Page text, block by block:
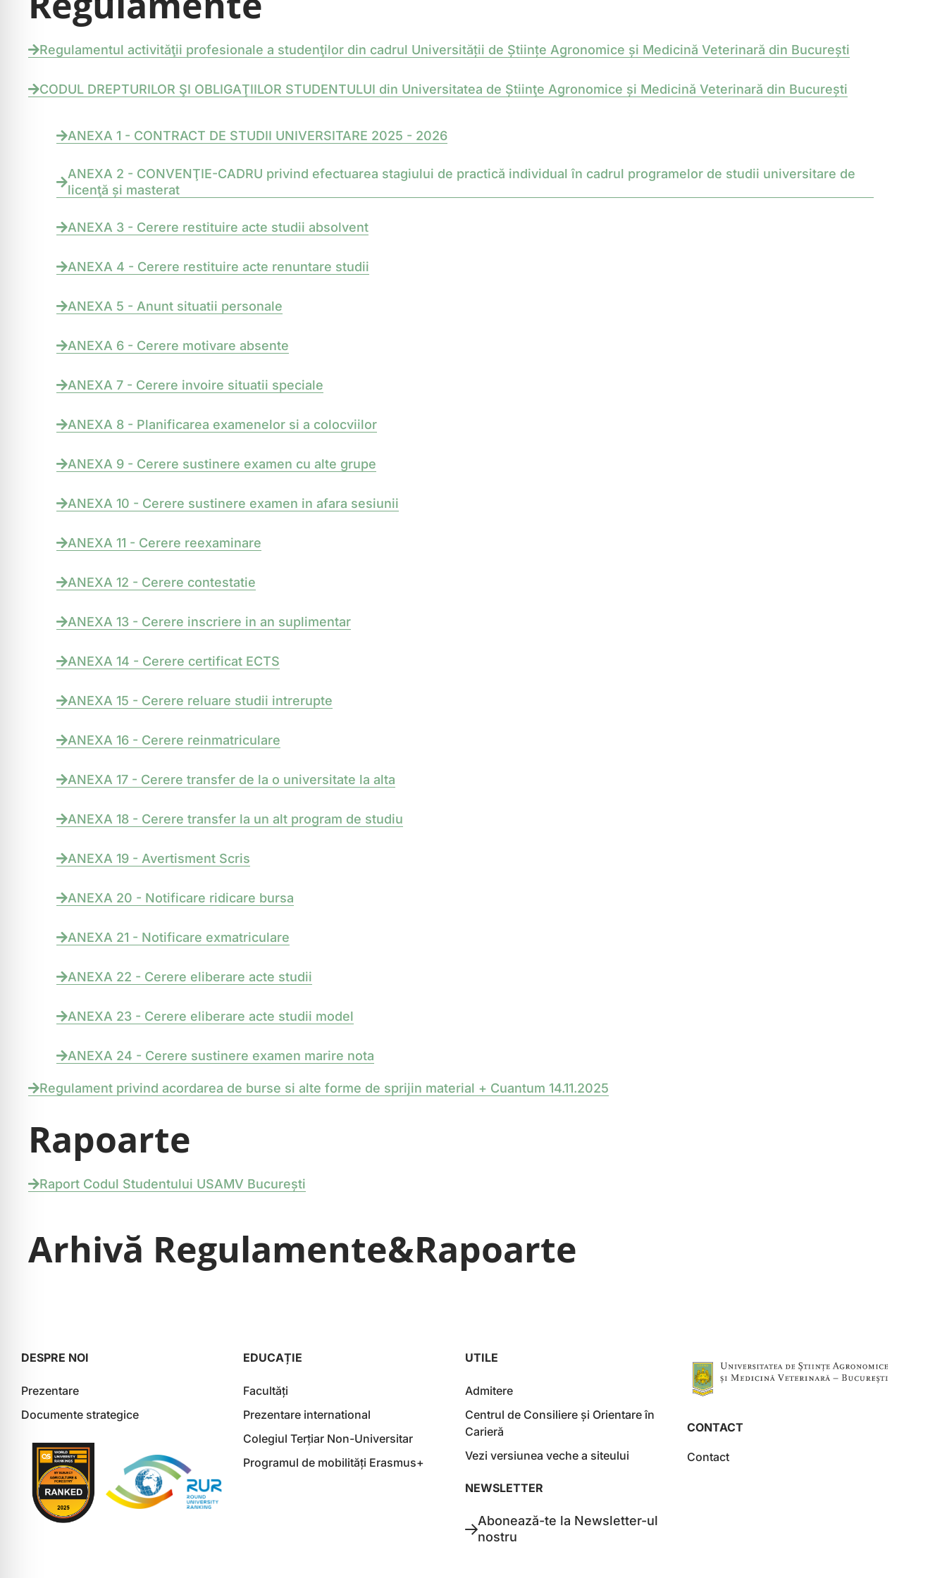
Regulamentul activităţii profesionale a studenţilor din cadrul Universității de Științe Agronomice și Medicină Veterinară din București
CODUL DREPTURILOR ŞI OBLIGAŢIILOR STUDENTULUI din Universitatea de Știinţe Agronomice și Medicină Veterinară din București
ANEXA 1 - CONTRACT DE STUDII UNIVERSITARE 2025 - 2026
ANEXA 2 - CONVENŢIE-CADRU privind efectuarea stagiului de practică individual în cadrul programelor de studii universitare de
licenţă și masterat
ANEXA 3 - Cerere restituire acte studii absolvent
ANEXA 4 - Cerere restituire acte renuntare studii
ANEXA 5 - Anunt situatii personale
ANEXA 6 - Cerere motivare absente
ANEXA 7 - Cerere invoire situatii speciale
ANEXA 8 - Planificarea examenelor si a colocviilor
ANEXA 9 - Cerere sustinere examen cu alte grupe
ANEXA 10 - Cerere sustinere examen in afara sesiunii
ANEXA 11 - Cerere reexaminare
ANEXA 12 - Cerere contestatie
ANEXA 13 - Cerere inscriere in an suplimentar
ANEXA 14 - Cerere certificat ECTS
ANEXA 15 - Cerere reluare studii intrerupte
ANEXA 16 - Cerere reinmatriculare
ANEXA 17 - Cerere transfer de la o universitate la alta
ANEXA 18 - Cerere transfer la un alt program de studiu
ANEXA 19 - Avertisment Scris
ANEXA 20 - Notificare ridicare bursa
ANEXA 21 - Notificare exmatriculare
ANEXA 22 - Cerere eliberare acte studii
ANEXA 23 - Cerere eliberare acte studii model
ANEXA 24 - Cerere sustinere examen marire nota
Regulament privind acordarea de burse si alte forme de sprijin material + Cuantum 14.11.2025
Rapoarte
Raport Codul Studentului USAMV București
Arhivă Regulamente&Rapoarte
DESPRE NOI
Prezentare
Documente strategice
EDUCAȚIE
Facultăți
Prezentare international
Colegiul Terțiar Non-Universitar
Programul de mobilități Erasmus+
UTILE
Admitere
Centrul de Consiliere și Orientare în
Carieră
Vezi versiunea veche a siteului
NEWSLETTER
Abonează-te la Newsletter-ul
nostru
CONTACT
Contact